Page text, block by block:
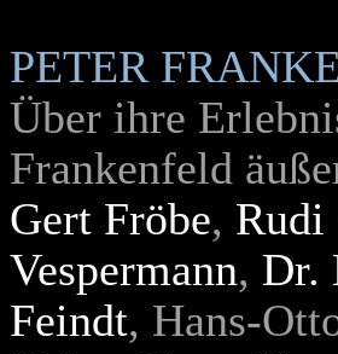
PETER
Über ihre
Frankenfeld
Gert Fröbe, Rudi
Vespermann, Dr.
Feindt, Hans-